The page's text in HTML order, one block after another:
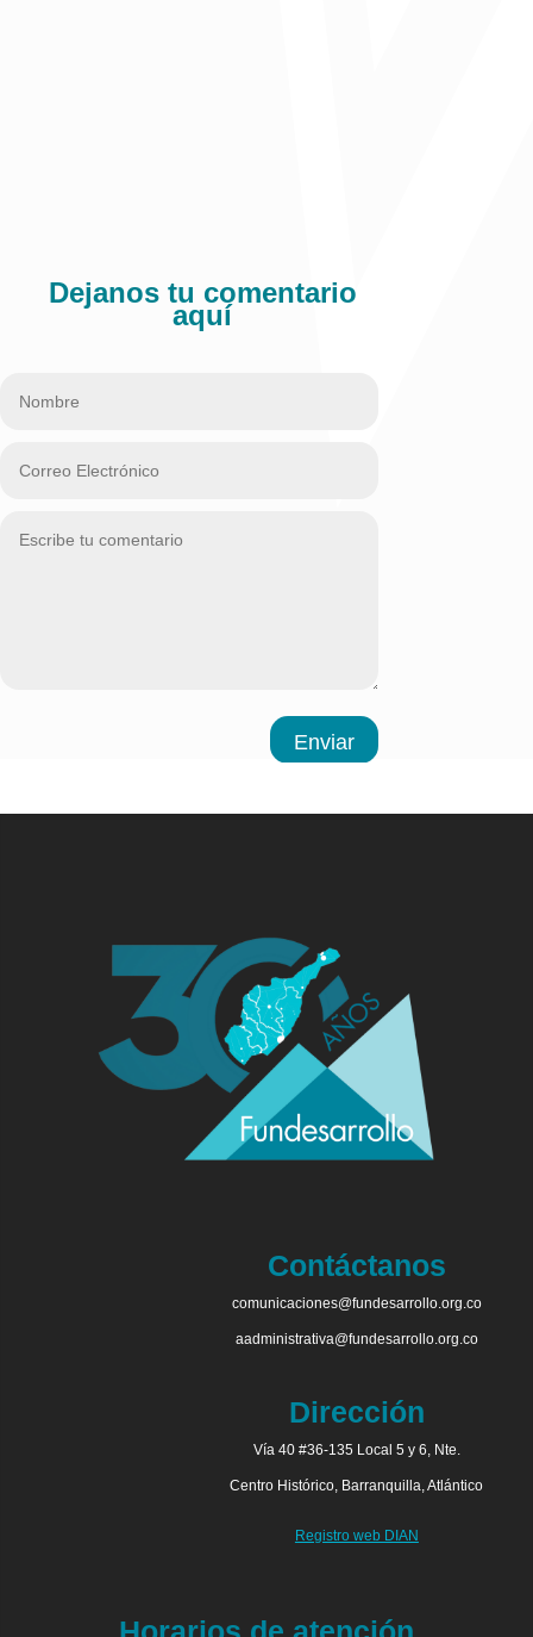
Dejanos tu comentario
aquí
Enviar
Contáctanos
comunicaciones@fundesarrollo.org.co
aadministrativa@fundesarrollo.org.co
Dirección
Vía 40 #36-135 Local 5 y 6, Nte.
Centro Histórico, Barranquilla, Atlántico
Registro web DIAN